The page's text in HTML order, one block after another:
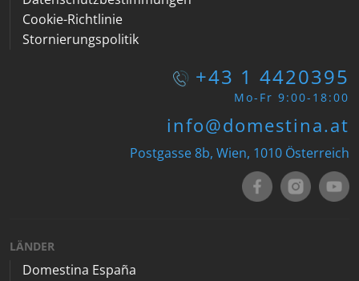
Cookie-Richtlinie
Stornierungspolitik
+43 1 4420395
Mo-Fr 9:00-18:00
info@domestina.at
Postgasse 8b, Wien, 1010 Österreich
LÄNDER
Domestina España